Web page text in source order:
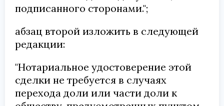
подписанного сторонами.";
абзац второй изложить в следующей
редакции:
"Нотариальное удостоверение этой
сделки не требуется в случаях
перехода доли или части доли к